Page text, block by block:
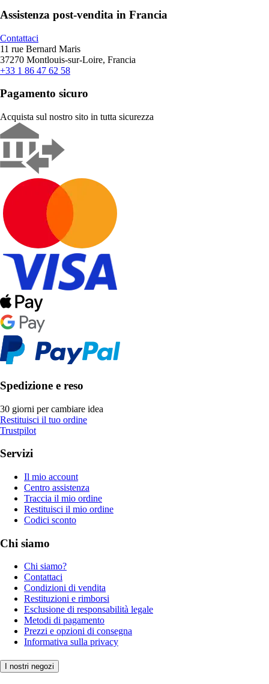
Assistenza post-vendita in Francia
Contattaci
11 rue Bernard Maris
37270 Montlouis-sur-Loire, Francia
+33 1 86 47 62 58
Pagamento sicuro
Acquista sul nostro sito in tutta sicurezza
Spedizione e reso
30 giorni per cambiare idea
Restituisci il tuo ordine
Trustpilot
Servizi
Il mio account
Centro assistenza
Traccia il mio ordine
Restituisci il mio ordine
Codici sconto
Chi siamo
Chi siamo?
Contattaci
Condizioni di vendita
Restituzioni e rimborsi
Esclusione di responsabilità legale
Metodi di pagamento
Prezzi e opzioni di consegna
Informativa sulla privacy
I nostri negozi